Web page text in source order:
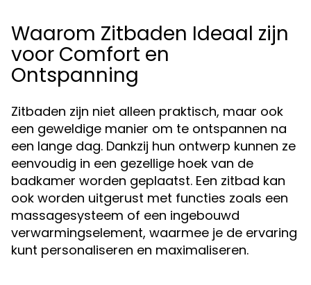
Waarom Zitbaden Ideaal zijn
voor Comfort en
Ontspanning
Zitbaden zijn niet alleen praktisch, maar ook
een geweldige manier om te ontspannen na
een lange dag. Dankzij hun ontwerp kunnen ze
eenvoudig in een gezellige hoek van de
badkamer worden geplaatst. Een zitbad kan
ook worden uitgerust met functies zoals een
massagesysteem of een ingebouwd
verwarmingselement, waarmee je de ervaring
kunt personaliseren en maximaliseren.